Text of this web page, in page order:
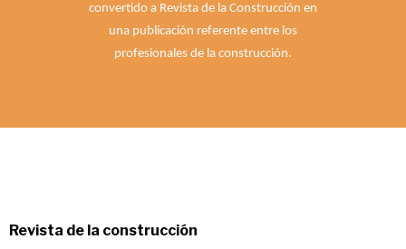
convertido a Revista de la Construcción en
una publicación referente entre los
profesionales de la construcción.
Revista de la construcción